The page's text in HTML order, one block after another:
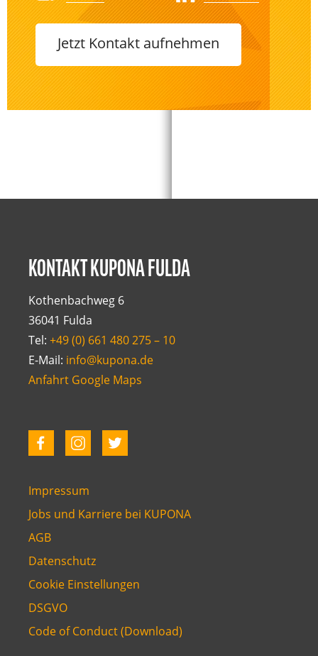
Jetzt Kontakt aufnehmen
KONTAKT KUPONA FULDA
Kothenbachweg 6
36041 Fulda
Tel: +49 (0) 661 480 275 – 10
E-Mail: info@kupona.de
Anfahrt Google Maps
Impressum
Jobs und Karriere bei KUPONA
AGB
Datenschutz
Cookie Einstellungen
DSGVO
Code of Conduct (Download)